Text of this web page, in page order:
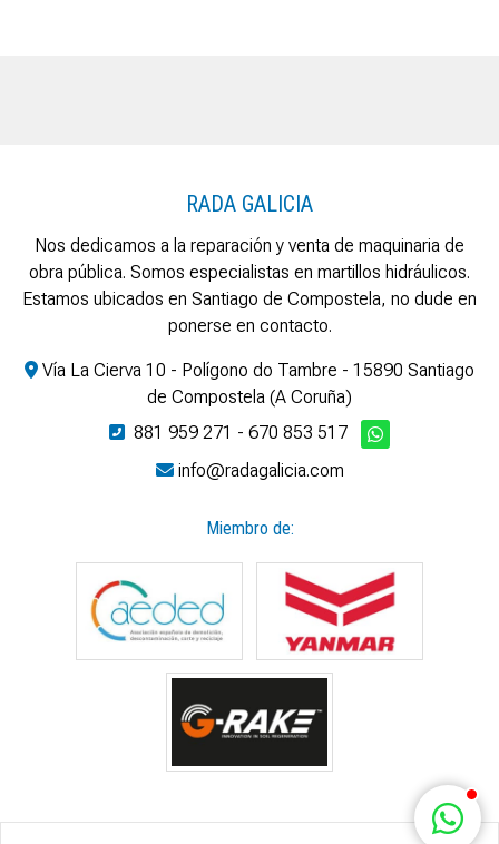
RADA GALICIA
Nos dedicamos a la reparación y venta de maquinaria de
obra pública. Somos especialistas en martillos hidráulicos.
Estamos ubicados en Santiago de Compostela, no dude en
ponerse en contacto.
Vía La Cierva 10 - Polígono do Tambre - 15890 Santiago
de Compostela (A Coruña)
881 959 271 - 670 853 517
info@radagalicia.com
Miembro de: